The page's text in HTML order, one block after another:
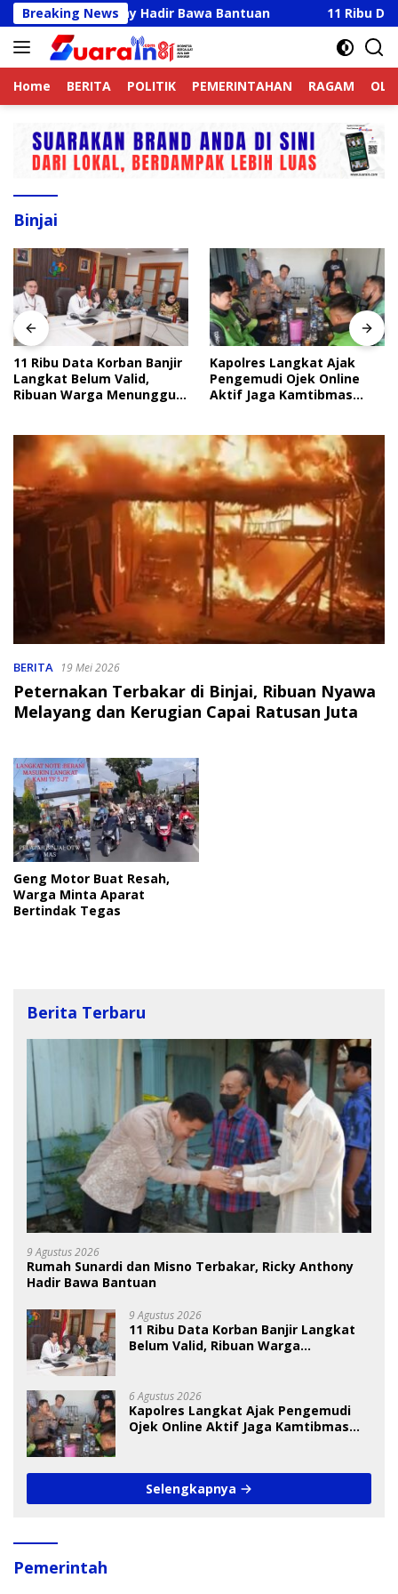
Langsung
ke
konten
Breaking News
Anthony Hadir Bawa Bantuan 11 Ribu Data
Home BERITA POLITIK PEMERINTAHAN RAGAM
Binjai
11 Ribu Data Korban Banjir
Langkat Belum Valid,
Ribuan Warga Menunggu
Kapolres Langkat Ajak
Pengemudi Ojek Online
Aktif Jaga Kamtibmas
BERITA 19 Mei 2026
Peternakan Terbakar di Binjai, Ribuan Nyawa
Melayang dan Kerugian Capai Ratusan Juta
Geng Motor Buat Resah,
Warga Minta Aparat
Bertindak Tegas
Berita Terbaru
9 Agustus 2026
Rumah Sunardi dan Misno Terbakar, Ricky Anthony
Hadir Bawa Bantuan
9 Agustus 2026
11 Ribu Data Korban Banjir Langkat
Belum Valid, Ribuan Warga
6 Agustus 2026
Kapolres Langkat Ajak Pengemudi
Ojek Online Aktif Jaga Kamtibmas
Selengkapnya
Pemerintah